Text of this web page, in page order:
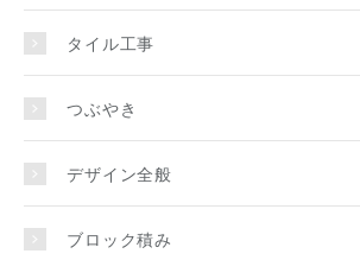
タイル工事
つぶやき
デザイン全般
ブロック積み